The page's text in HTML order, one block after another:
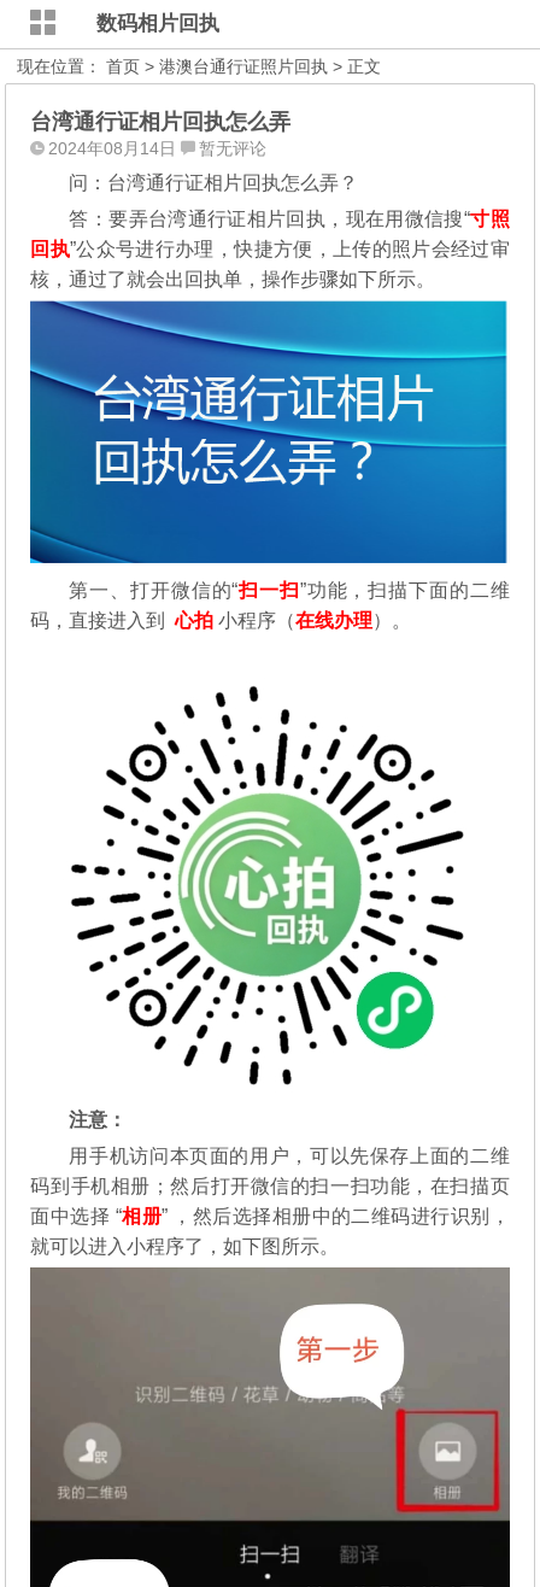
数码相片回执
现在位置：首页 >港澳台通行证照片回执 > 正文
台湾通行证相片回执怎么弄
2024年08月14日 暂无评论
问：台湾通行证相片回执怎么弄？
答：要弄台湾通行证相片回执，现在用微信搜“寸照
回执”公众号进行办理，快捷方便，上传的照片会经过审
核，通过了就会出回执单，操作步骤如下所示。
第一、打开微信的“扫一扫”功能，扫描下面的二维
码，直接进入到心拍 小程序（在线办理）。
注意：
用手机访问本页面的用户，可以先保存上面的二维
码到手机相册；然后打开微信的扫一扫功能，在扫描页
面中选择 “相册” ，然后选择相册中的二维码进行识别，
就可以进入小程序了，如下图所示。